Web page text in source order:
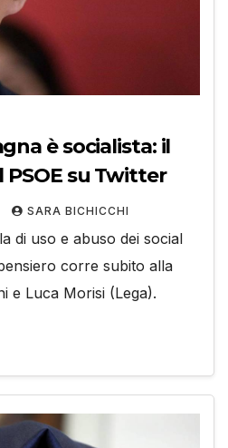
è socialista: il
su Twitter
SARA BICHICCHI
di uso e abuso dei social
corre subito alla
e Luca Morisi (Lega).